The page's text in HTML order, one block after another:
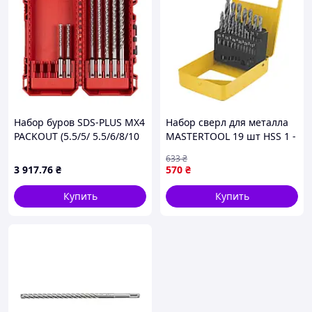
Набор буров SDS-PLUS MX4
PACKOUT (5.5/5/ 5.5/6/8/10
пластиковый кейс
Milwaukee 4932500061
3 917.76 ₴
Купить
Набор сверл для металла
MASTERTOOL 19 шт HSS 1 -
0119)
570 ₴
633₴
Купить